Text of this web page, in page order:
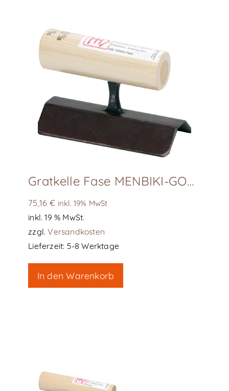
Gratkelle Fase MENBIKI-GOTE UCHIMARU KAKUMEN, F15 – 181-38415
75,16€ inkl. 19% MwSt
inkl. 19 % MwSt.
zzgl.Versandkosten
Lieferzeit: 5-8 Werktage
In den Warenkorb